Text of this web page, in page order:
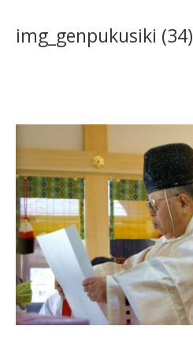
img_genpukusiki (34)